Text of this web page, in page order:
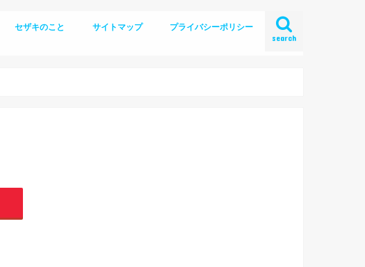
search
セザキのこと サイトマップ プライバシーポリシー